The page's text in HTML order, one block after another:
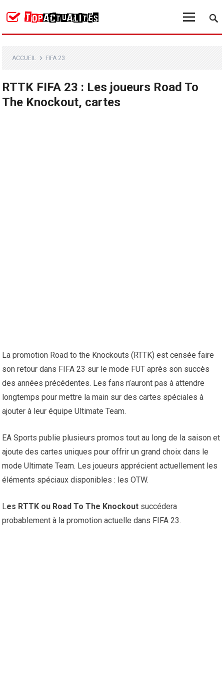
ACCUEIL FIFA 23
RTTK FIFA 23 : Les joueurs Road To
The Knockout, cartes
La promotion Road to the Knockouts (RTTK) est censée faire
son retour dans FIFA 23 sur le mode FUT après son succès
des années précédentes. Les fans n’auront pas à attendre
longtemps pour mettre la main sur des cartes spéciales à
ajouter à leur équipe Ultimate Team.
EA Sports publie plusieurs promos tout au long de la saison et
ajoute des cartes uniques pour offrir un grand choix dans le
mode Ultimate Team. Les joueurs apprécient actuellement les
éléments spéciaux disponibles : les OTW.
Les RTTK ou Road To The Knockout succédera
probablement à la promotion actuelle dans FIFA 23.